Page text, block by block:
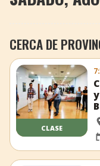
CERCA DE
CLASE